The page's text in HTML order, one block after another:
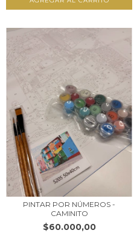
PINTAR POR NÚMEROS -
CAMINITO
$60.000,00